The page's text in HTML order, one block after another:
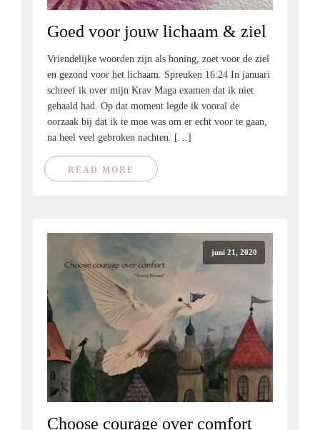
Goed voor jouw lichaam & ziel
Vriendelijke woorden zijn als honing, zoet voor de ziel
en gezond voor het lichaam. Spreuken 16:24 In januari
schreef ik over mijn Krav Maga examen dat ik niet
gehaald had. Op dat moment legde ik vooral de
oorzaak bij dat ik te moe was om er echt voor te gaan,
na heel veel gebroken nachten. […]
READ MORE
juni 21, 2020
Choose courage over comfort